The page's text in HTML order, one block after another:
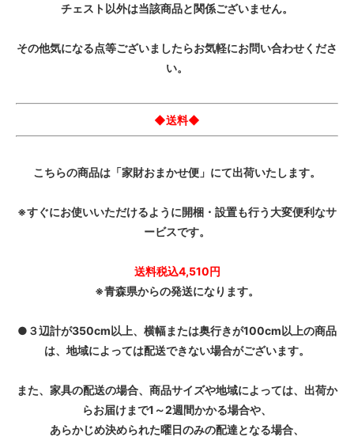
チェスト以外は当該商品と関係ございません。
その他気になる点等ございましたらお気軽にお問い合わせくださ
い。
◆送料◆
こちらの商品は「家財おまかせ便」にて出荷いたします。
※すぐにお使いいただけるように開梱・設置も行う大変便利なサ
ービスです。
送料税込4,510円
※青森県からの発送になります。
●３辺計が350cm以上、横幅または奥行きが100cm以上の商品
は、地域によっては配送できない場合がございます。
また、家具の配送の場合、商品サイズや地域によっては、出荷か
らお届けまで1～2週間かかる場合や、
あらかじめ決められた曜日のみの配達となる場合、